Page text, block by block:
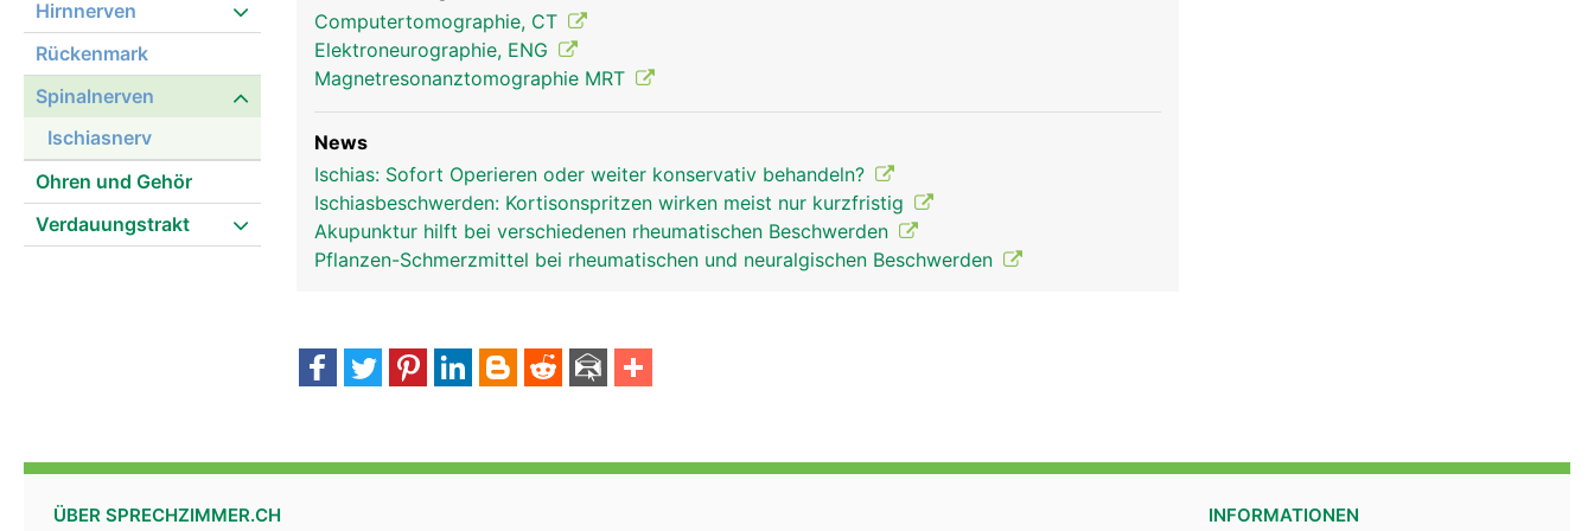
Hirnnerven
Rückenmark
Spinalnerven
Ischiasnerv
Ohren und Gehör
Verdauungstrakt
Computertomographie, CT
Elektroneurographie, ENG
Magnetresonanztomographie MRT
News
Ischias: Sofort Operieren oder weiter konservativ behandeln?
Ischiasbeschwerden: Kortisonspritzen wirken meist nur kurzfristig
Akupunktur hilft bei verschiedenen rheumatischen Beschwerden
Pflanzen-Schmerzmittel bei rheumatischen und neuralgischen Beschwerden
ÜBER SPRECHZIMMER.CH INFORMATIONEN